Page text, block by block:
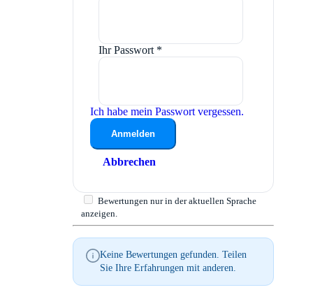
Ihr Passwort *
Ich habe mein Passwort vergessen.
Anmelden
Abbrechen
Bewertungen nur in der aktuellen Sprache
anzeigen.
Keine Bewertungen gefunden. Teilen
Sie Ihre Erfahrungen mit anderen.